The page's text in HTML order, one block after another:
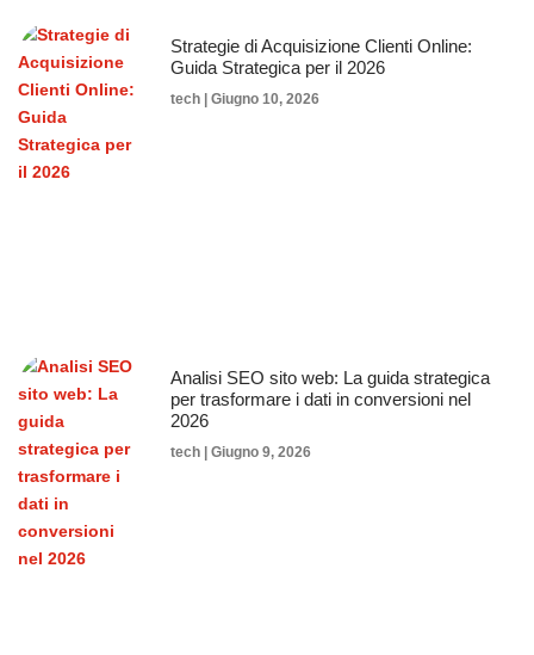
Strategie di Acquisizione Clienti Online:
Guida Strategica per il 2026
tech Giugno 10, 2026
Analisi SEO sito web: La guida strategica
per trasformare i dati in conversioni nel
2026
tech Giugno 9, 2026